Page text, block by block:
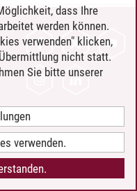
dass Ihre
werden können.
verwenden" klicken,
nicht statt.
Sie bitte unserer
verwenden.